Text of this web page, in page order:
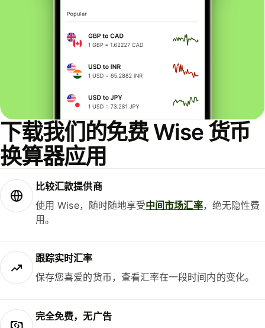
下载我们的免费 Wise 货币
换算器应用
比较汇款提供商
使用 Wise，随时随地享受中间市场汇率，绝无隐性费
用。
跟踪实时汇率
保存您喜爱的货币，查看汇率在一段时间内的变化。
完全免费，无广告